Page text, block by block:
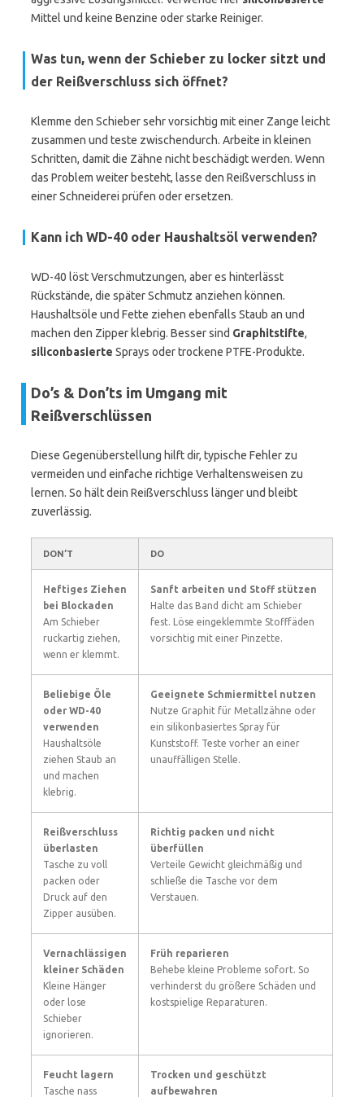
Mittel und keine Benzine oder starke Reiniger.
Was tun, wenn der Schieber zu locker sitzt und
der Reißverschluss sich öffnet?
Klemme den Schieber sehr vorsichtig mit einer Zange leicht
zusammen und teste zwischendurch. Arbeite in kleinen
Schritten, damit die Zähne nicht beschädigt werden. Wenn
das Problem weiter besteht, lasse den Reißverschluss in
einer Schneiderei prüfen oder ersetzen.
Kann ich WD-40 oder Haushaltsöl verwenden?
WD-40 löst Verschmutzungen, aber es hinterlässt
Rückstände, die später Schmutz anziehen können.
Haushaltsöle und Fette ziehen ebenfalls Staub an und
machen den Zipper klebrig. Besser sind Graphitstifte,
siliconbasierte Sprays oder trockene PTFE-Produkte.
Do’s & Don’ts im Umgang mit
Reißverschlüssen
Diese Gegenüberstellung hilft dir, typische Fehler zu
vermeiden und einfache richtige Verhaltensweisen zu
lernen. So hält dein Reißverschluss länger und bleibt
zuverlässig.
DON’T DO
Heftiges Ziehen
bei Blockaden
Am Schieber
ruckartig ziehen,
wenn er klemmt.
Sanft arbeiten und Stoff stützen
Halte das Band dicht am Schieber
fest. Löse eingeklemmte Stofffäden
vorsichtig mit einer Pinzette.
Beliebige Öle
oder WD-40
verwenden
Haushaltsöle
ziehen Staub an
und machen
klebrig.
Geeignete Schmiermittel nutzen
Nutze Graphit für Metallzähne oder
ein silikonbasiertes Spray für
Kunststoff. Teste vorher an einer
unauffälligen Stelle.
Reißverschluss
überlasten
Tasche zu voll
packen oder
Druck auf den
Zipper ausüben.
Richtig packen und nicht
überfüllen
Verteile Gewicht gleichmäßig und
schließe die Tasche vor dem
Verstauen.
Vernachlässigen
kleiner Schäden
Kleine Hänger
oder lose
Schieber
ignorieren.
Früh reparieren
Behebe kleine Probleme sofort. So
verhinderst du größere Schäden und
kostspielige Reparaturen.
Feucht lagern
Tasche nass
Trocken und geschützt
aufbewahren